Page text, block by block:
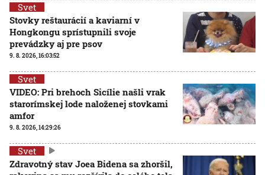
Svet
Stovky reštaurácií a kaviarní v
Hongkongu sprístupnili svoje
prevádzky aj pre psov
9. 8. 2026, 16:03:52
Svet
VIDEO: Pri brehoch Sicílie našli vrak
starorímskej lode naloženej stovkami
amfor
9. 8. 2026, 14:29:26
Svet
Zdravotný stav Joea Bidena sa zhoršil,